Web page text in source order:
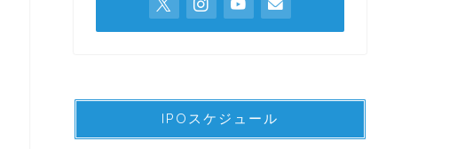
IPOスケジュール